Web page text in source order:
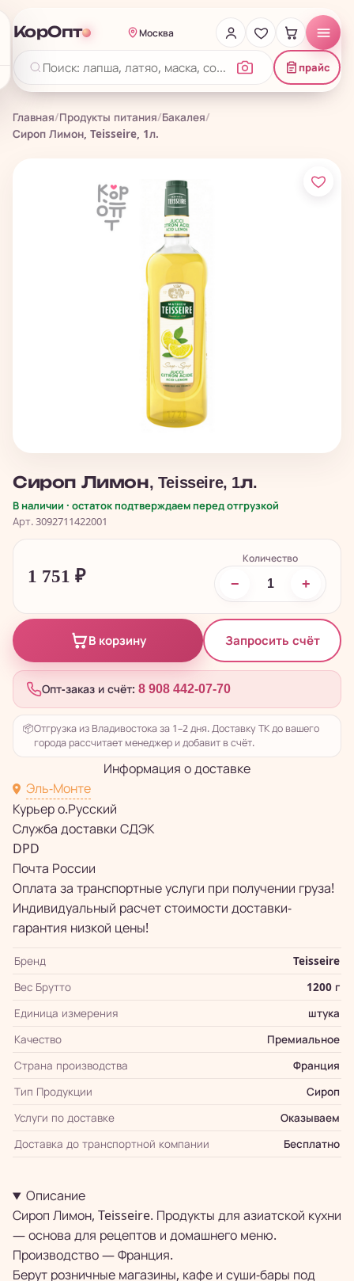
КорОпт Москва
прайс
Главная/Продукты питания/Бакалея/
Сироп Лимон, Teisseire, 1л.
Сироп Лимон, Teisseire, 1л.
В наличии · остаток подтверждаем перед отгрузкой
Арт. 3092711422001
1 751 ₽
Количество
− +
В корзину Запросить счёт
Опт-заказ и счёт: 8 908 442-07-70
📦Отгрузка из Владивостока за 1–2 дня. Доставку ТК до вашего
города рассчитает менеджер и добавит в счёт.
Информация о доставке
Эль-Монте
Курьер о.Русский
Служба доставки СДЭК
DPD
Почта России
Оплата за транспортные услуги при получении груза!
Индивидуальный расчет стоимости доставки-
гарантия низкой цены!
Бренд
Teisseire
Вес Брутто
1200 г
Единица измерения
штука
Качество
Премиальное
Страна производства
Франция
Тип Продукции
Сироп
Услуги по доставке
Оказываем
Доставка до транспортной компании
Бесплатно
Описание
Сироп Лимон, Teisseire. Продукты для азиатской кухни
— основа для рецептов и домашнего меню.
Производство — Франция.
Берут розничные магазины, кафе и суши-бары под